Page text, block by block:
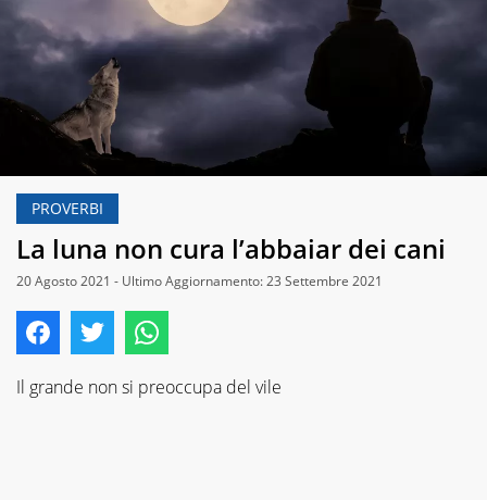
PROVERBI
La luna non cura l’abbaiar dei cani
20 Agosto 2021 - Ultimo Aggiornamento: 23 Settembre 2021
Il grande non si preoccupa del vile